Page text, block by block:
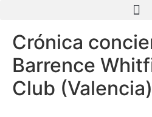
Crónica
Barrence
Club